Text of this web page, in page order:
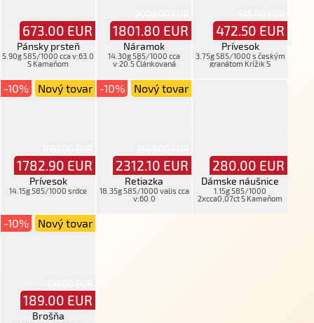
673.00 EUR
Pánsky prsteň
5.90g 585/1000 cca v:63.0
S Kameňom
1801.80 EUR
Náramok
14.30g 585/1000 cca
v:20.5 Článkovaná
472.50 EUR
Prívesok
3.75g 585/1000 s českým
granátom Krížik S
-10%
1782.90 EUR
Nový tovar
Prívesok
14.15g 585/1000 srdce
-10%
2312.10 EUR
Nový tovar
Retiazka
18.35g 585/1000 valis cca
v:60.0
280.00 EUR
Dámske náušnice
1.15g 585/1000
2xcca0,07ct S Kameňom
-10%
189.00 EUR
Nový tovar
Brošňa